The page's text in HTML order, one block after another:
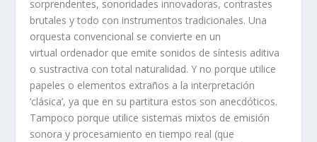
sorprendentes, sonoridades innovadoras, contrastes
brutales y todo con instrumentos tradicionales. Una
orquesta convencional se convierte en un
virtual ordenador que emite sonidos de síntesis aditiva
o sustractiva con total naturalidad. Y no porque utilice
papeles o elementos extraños a la interpretación
‘clásica’, ya que en su partitura estos son anecdóticos.
Tampoco porque utilice sistemas mixtos de emisión
sonora y procesamiento en tiempo real (que